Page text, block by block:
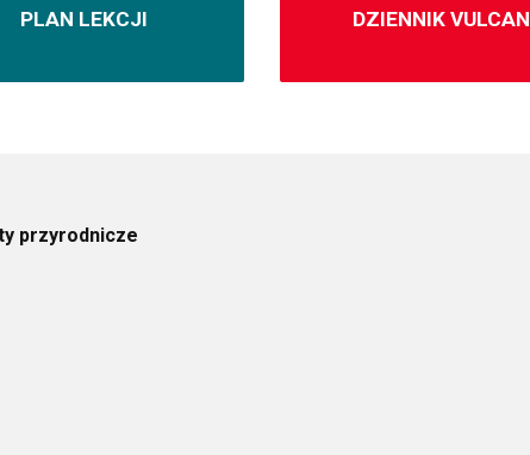
PLAN LEKCJI DZIENNIK VULCAN
przyrodnicze